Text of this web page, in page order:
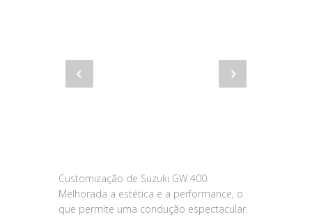
Customização de Suzuki GW 400.
Melhorada a estética e a performance, o
que permite uma condução espectacular.